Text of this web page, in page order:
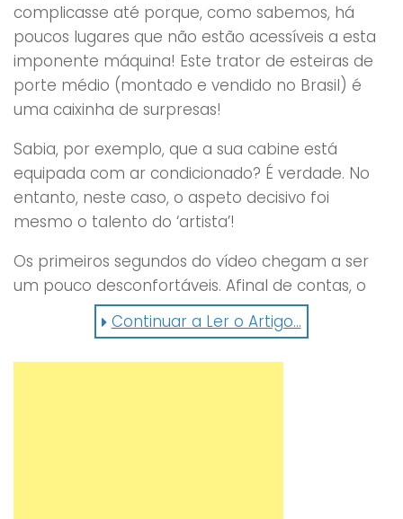
complicasse até porque, como sabemos, há
poucos lugares que não estão acessíveis a esta
imponente máquina! Este trator de esteiras de
porte médio (montado e vendido no Brasil) é
uma caixinha de surpresas!
Sabia, por exemplo, que a sua cabine está
equipada com ar condicionado? É verdade. No
entanto, neste caso, o aspeto decisivo foi
mesmo o talento do ‘artista’!
Os primeiros segundos do vídeo chegam a ser
um pouco desconfortáveis. Afinal de contas, o
que é que ele foi fazer para ali? E como é que
conseguirá, agora, tirar o D6 da água? Bem,
continue a ver e surpreenda-se!
Continuar a Ler o Artigo...